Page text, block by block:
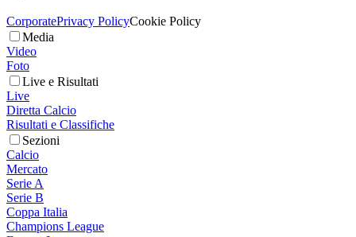
CorporatePrivacy PolicyCookie Policy
Media
Video
Foto
Live e Risultati
Live
Diretta Calcio
Risultati e Classifiche
Sezioni
Calcio
Mercato
Serie A
Serie B
Coppa Italia
Champions League